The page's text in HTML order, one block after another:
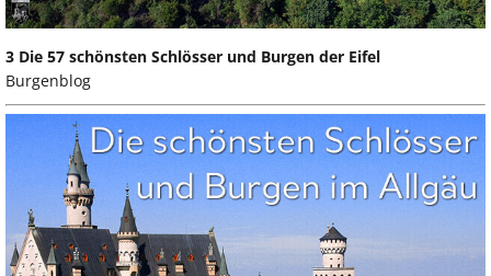
3 Die 57 schönsten Schlösser und Burgen der Eifel
Burgenblog